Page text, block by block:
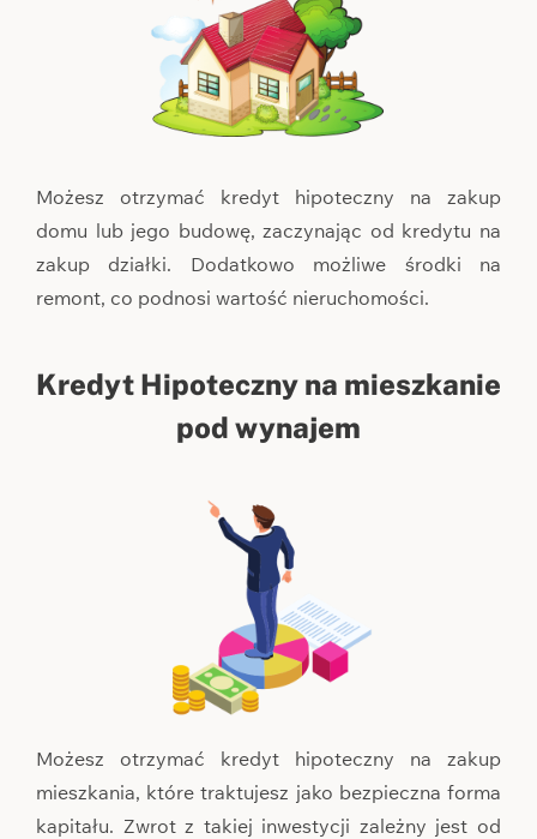
Możesz otrzymać kredyt hipoteczny na zakup
domu lub jego budowę, zaczynając od kredytu na
zakup działki. Dodatkowo możliwe środki na
remont, co podnosi wartość nieruchomości.
Kredyt Hipoteczny na mieszkanie
pod wynajem
Możesz otrzymać kredyt hipoteczny na zakup
mieszkania, które traktujesz jako bezpieczna forma
kapitału. Zwrot z takiej inwestycji zależny jest od